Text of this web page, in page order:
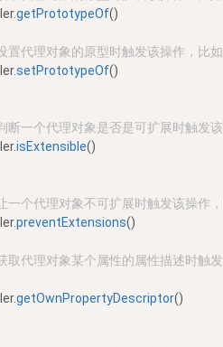
getPrototypeOf()
置代理对象的原型时触发该操作，比
setPrototypeOf()
断一个代理对象是否是可扩展时触发
isExtensible()
一个代理对象不可扩展时触发该操作
preventExtensions()
取代理对象某个属性的属性描述时触
getOwnPropertyDescriptor()